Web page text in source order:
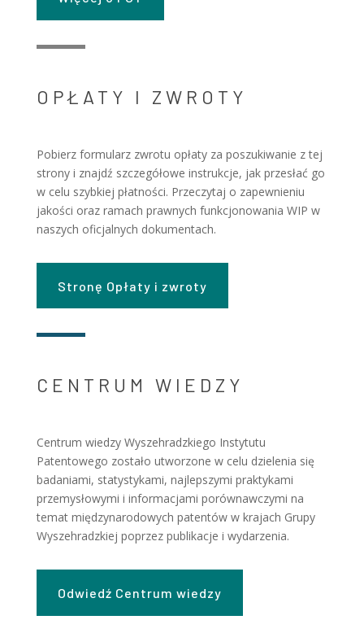
OPŁATY I ZWROTY
Pobierz formularz zwrotu opłaty za poszukiwanie z tej
strony i znajdź szczegółowe instrukcje, jak przesłać go
w celu szybkiej płatności. Przeczytaj o zapewnieniu
jakości oraz ramach prawnych funkcjonowania WIP w
naszych oficjalnych dokumentach.
Stronę Opłaty i zwroty
CENTRUM WIEDZY
Centrum wiedzy Wyszehradzkiego Instytutu
Patentowego zostało utworzone w celu dzielenia się
badaniami, statystykami, najlepszymi praktykami
przemysłowymi i informacjami porównawczymi na
temat międzynarodowych patentów w krajach Grupy
Wyszehradzkiej poprzez publikacje i wydarzenia.
Odwiedź Centrum wiedzy